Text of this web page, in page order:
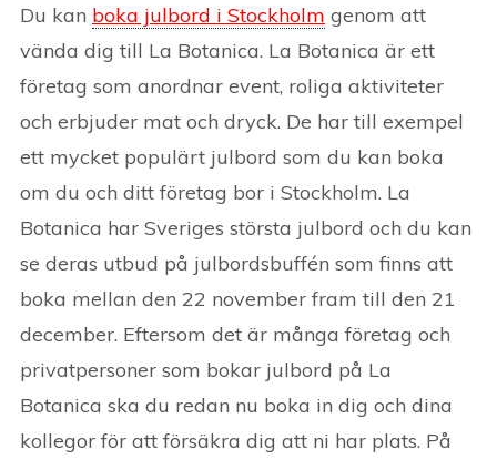
Du kan boka julbord i Stockholm genom att
vända dig till La Botanica. La Botanica är ett
företag som anordnar event, roliga aktiviteter
och erbjuder mat och dryck. De har till exempel
ett mycket populärt julbord som du kan boka
om du och ditt företag bor i Stockholm. La
Botanica har Sveriges största julbord och du kan
se deras utbud på julbordsbuffén som finns att
boka mellan den 22 november fram till den 21
december. Eftersom det är många företag och
privatpersoner som bokar julbord på La
Botanica ska du redan nu boka in dig och dina
kollegor för att försäkra dig att ni har plats. På